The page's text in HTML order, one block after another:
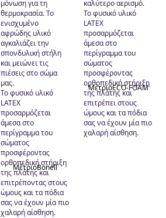
μόνωση για τη
θερμοκρασία. Το
ενισχυμένο
αφρώδης υλικό
αγκαλιάζει την
σπονδυλική στήλη
και μειώνει τις
πιέσεις στο σώμα
μας.
Το φυσικό υλικό
LATEX
προσαρμόζεται
άμεσα στο
περίγραμμα του
σώματος
προσφέροντας
ορθοπεδική στήριξη
της πλάτης και
επιτρέποντας στους
ώμους και τα πόδια
σας να έχουν μία πιο
χαλαρή αίσθηση.
ΜέτριοBonell
καλύτερο αερισμό.
Το φυσικό υλικό
LATEX
προσαρμόζεται
άμεσα στο
περίγραμμα του
σώματος
προσφέροντας
ορθοπεδική στήριξη
της πλάτης και
επιτρέπει στους
ώμους και τα πόδια
σας να έχουν μία πιο
χαλαρή αίσθηση.
ΜέτριοECO-FOAM